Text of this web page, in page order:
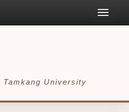
Toggle
Tamkang University